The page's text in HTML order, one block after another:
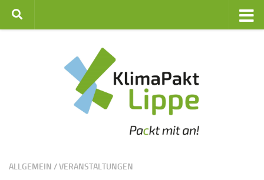
Zum Inhalt springen
ALLGEMEIN /VERANSTALTUNGEN